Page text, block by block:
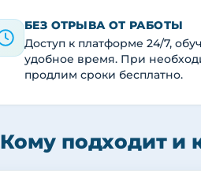
БЕЗ ОТРЫВА ОТ РАБОТЫ
Доступ к платформе 24/7,
удобное время. При
продлим сроки бесплатно.
Кому подходит и